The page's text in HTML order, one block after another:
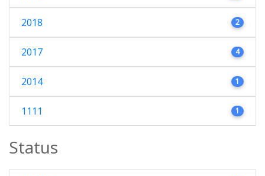
2018 2
2017 4
2014 1
1111 1
Status